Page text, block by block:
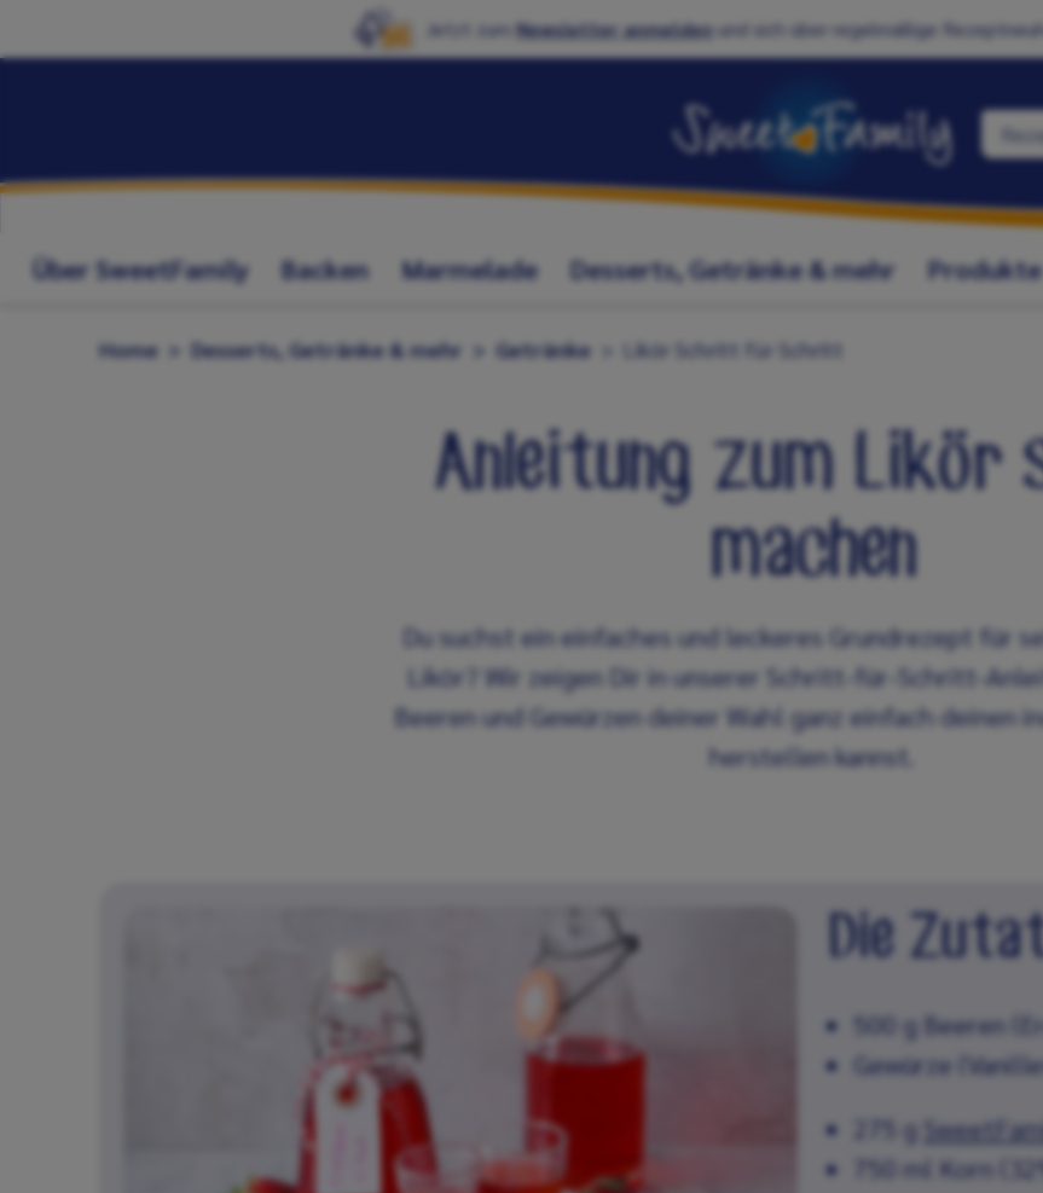
Jetzt zum Newsletter anmeldenund sich über regelmäßige
Über SweetFamily Backen Marmelade Desserts, Getränke & mehr Produkte
Home Desserts, Getränke & mehr Getränke Likör Schritt für Schritt
Anleitung zum Likör
machen
Du suchst ein einfaches und leckeres Grundrezept für
Likör? Wir zeigen Dir in unserer Schritt-für-Schritt-
Beeren und Gewürzen deiner Wahl ganz einfach deinen
herstellen kannst.
Die
500 g Beeren
Gewürze
275 g
750 ml Korn